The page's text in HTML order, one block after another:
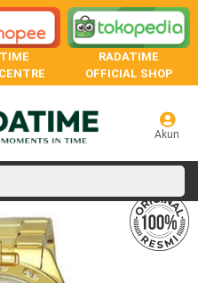
RADATIME
OFFICIAL SHOP
Akun